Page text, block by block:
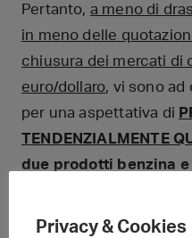
Pertanto, a meno di
in meno delle
chiusura dei mercati di
euro/dollaro, vi sono ad
per una aspettativa di
TENDENZIALMENTE
due prodotti benzina
PROSSIMI 4 GIORNI
Privacy & Cookies